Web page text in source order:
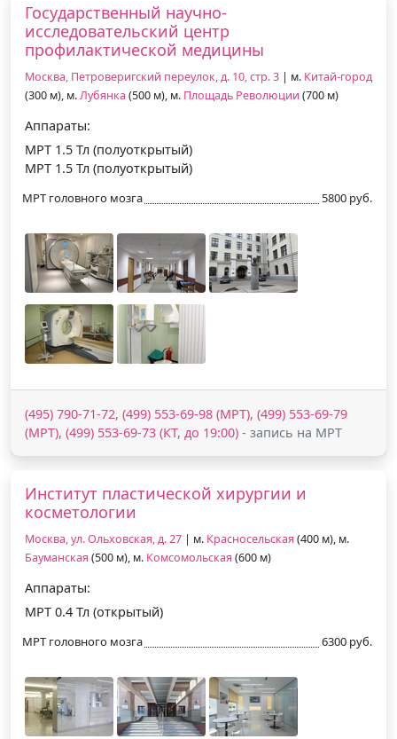
Государственный научно-
исследовательский центр
профилактической медицины
Москва, Петроверигский переулок, д. 10, стр. 3 | м. Китай-город
(300 м), м.Лубянка (500 м), м. Площадь Революции (700 м)
Аппараты:
МРТ 1.5 Тл (полуоткрытый)
МРТ 1.5 Тл (полуоткрытый)
МРТ головного мозга 5800 руб.
(495) 790-71-72, (499) 553-69-98 (МРТ), (499) 553-69-79
(МРТ), (499) 553-69-73 (КТ, до 19:00) - запись на МРТ
Институт пластической хирургии и
косметологии
Москва, ул. Ольховская, д. 27 | м. Красносельская (400 м), м.
Бауманская (500 м), м. Комсомольская (600 м)
Аппараты:
МРТ 0.4 Тл (открытый)
МРТ головного мозга 6300 руб.